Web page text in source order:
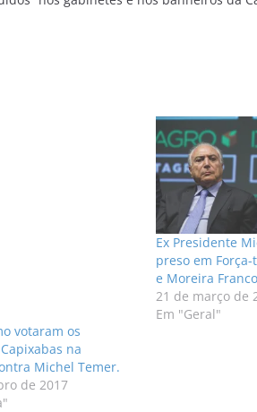
votaram os
na
Michel Temer.
de 2017
Ex Presidente
preso em
e Moreira
21 de março de
Em "Geral"